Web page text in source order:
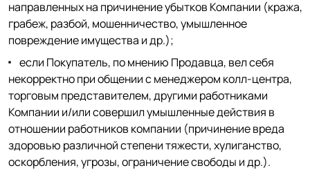
направленных на причинение убытков Компании (кража,
грабеж, разбой, мошенничество, умышленное
повреждение имущества и др.);
если Покупатель, по мнению Продавца, вел себя
некорректно при общении с менеджером колл-центра,
торговым представителем, другими работниками
Компании и/или совершил умышленные действия в
отношении работников компании (причинение вреда
здоровью различной степени тяжести, хулиганство,
оскорбления, угрозы, ограничение свободы и др.).